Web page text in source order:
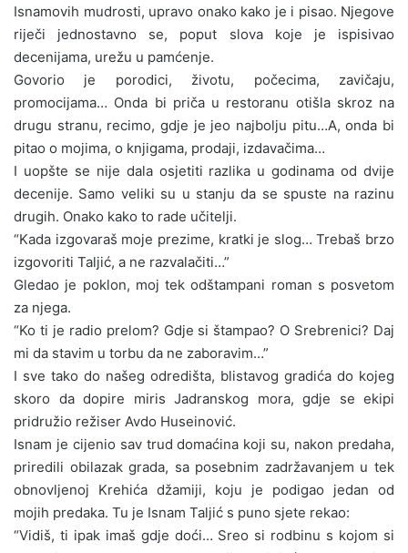
Isnamovih mudrosti, upravo onako kako je i pisao. Njegove
riječi jednostavno se, poput slova koje je ispisivao
decenijama, urežu u pamćenje.
Govorio je porodici, životu, počecima, zavičaju,
promocijama… Onda bi priča u restoranu otišla skroz na
drugu stranu, recimo, gdje je jeo najbolju pitu…A, onda bi
pitao o mojima, o knjigama, prodaji, izdavačima…
I uopšte se nije dala osjetiti razlika u godinama od dvije
decenije. Samo veliki su u stanju da se spuste na razinu
drugih. Onako kako to rade učitelji.
“Kada izgovaraš moje prezime, kratki je slog… Trebaš brzo
izgovoriti Taljić, a ne razvalačiti…”
Gledao je poklon, moj tek odštampani roman s posvetom
za njega.
“Ko ti je radio prelom? Gdje si štampao? O Srebrenici? Daj
mi da stavim u torbu da ne zaboravim…”
I sve tako do našeg odredišta, blistavog gradića do kojeg
skoro da dopire miris Jadranskog mora, gdje se ekipi
pridružio režiser Avdo Huseinović.
Isnam je cijenio sav trud domaćina koji su, nakon predaha,
priredili obilazak grada, sa posebnim zadržavanjem u tek
obnovljenoj Krehića džamiji, koju je podigao jedan od
mojih predaka. Tu je Isnam Taljić s puno sjete rekao:
“Vidiš, ti ipak imaš gdje doći… Sreo si rodbinu s kojom si